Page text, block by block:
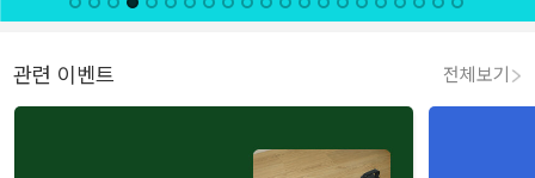
관련 이벤트 전체보기